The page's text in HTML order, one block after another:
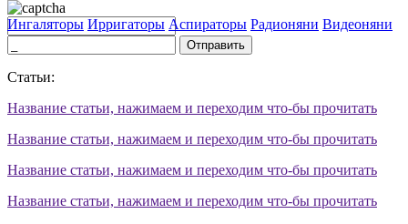
Ингаляторы Ирригаторы Аспираторы Радионяни Видеоняни
Отправить
Статьи:
Название статьи, нажимаем и переходим что-бы прочитать
Название статьи, нажимаем и переходим что-бы прочитать
Название статьи, нажимаем и переходим что-бы прочитать
Название статьи, нажимаем и переходим что-бы прочитать